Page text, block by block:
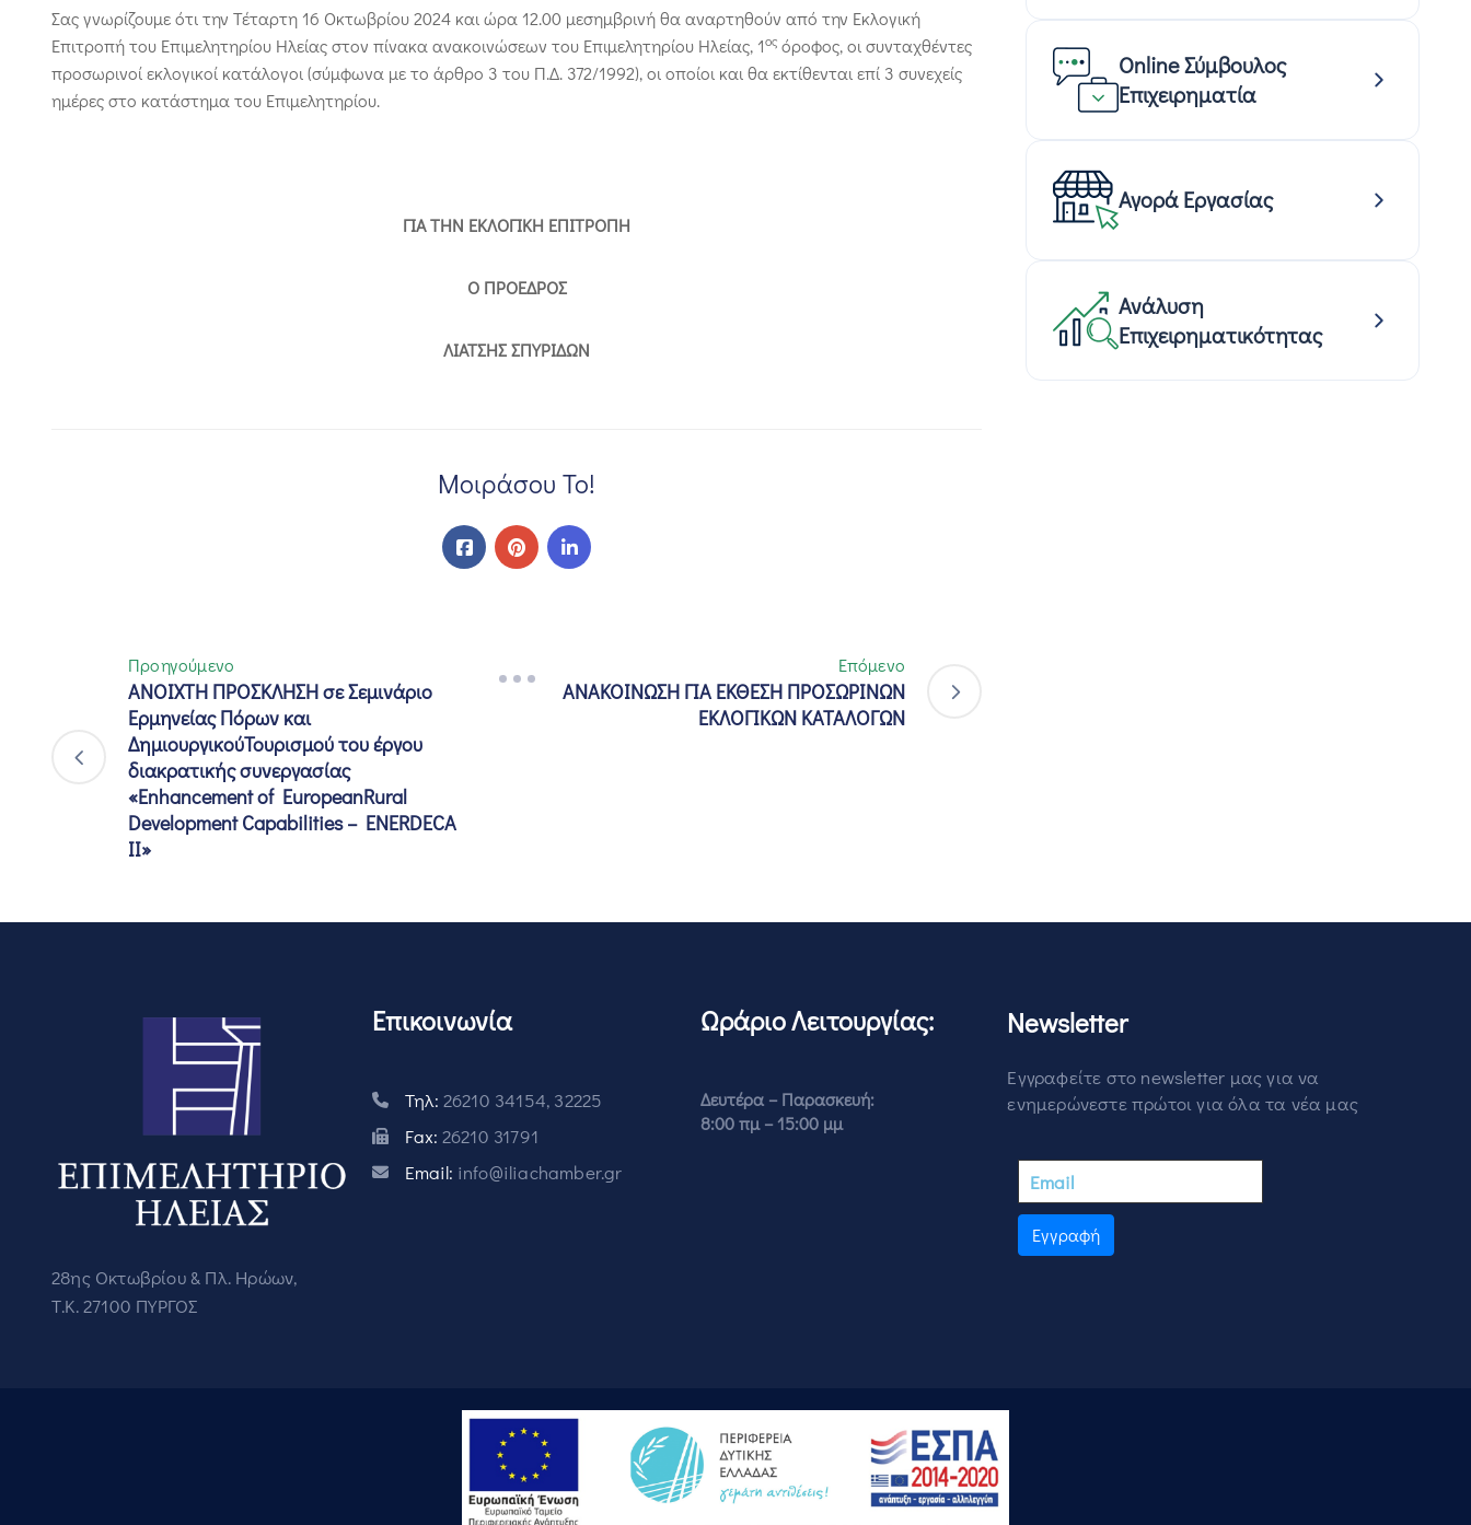
Σας γνωρίζουμε ότι την Τέταρτη 16 Οκτωβρίου 2024 και ώρα 12.00 μεσημβρινή θα αναρτηθούν από την Εκλογική
Επιτροπή του Επιμελητηρίου Ηλείας στον πίνακα ανακοινώσεων του Επιμελητηρίου Ηλείας, 1ος όροφος, οι συνταχθέντες
προσωρινοί εκλογικοί κατάλογοι (σύμφωνα με το άρθρο 3 του Π.Δ. 372/1992), οι οποίοι και θα εκτίθενται επί 3 συνεχείς
ημέρες στο κατάστημα του Επιμελητηρίου.
ΓΙΑ ΤΗΝ ΕΚΛΟΓΙΚΗ ΕΠΙΤΡΟΠΗ
Ο ΠΡΟΕΔΡΟΣ
ΛΙΑΤΣΗΣ ΣΠΥΡΙΔΩΝ
Μοιράσου Το!
Προηγούμενο
ΑΝΟΙΧΤΗ ΠΡΟΣΚΛΗΣΗ σε Σεμινάριο
Ερμηνείας Πόρων και
ΔημιουργικούΤουρισμού του έργου
διακρατικής συνεργασίας
«Enhancement of EuropeanRural
Development Capabilities – ENERDECA
II»
Επόμενο
ΑΝΑΚΟΙΝΩΣΗ ΓΙΑ ΕΚΘΕΣΗ ΠΡΟΣΩΡΙΝΩΝ
ΕΚΛΟΓΙΚΩΝ ΚΑΤΑΛΟΓΩΝ
Online Σύμβουλος
Επιχειρηματία
Αγορά Εργασίας
Ανάλυση
Επιχειρηματικότητας
28ης Οκτωβρίου & Πλ. Ηρώων,
Τ.Κ. 27100 ΠΥΡΓΟΣ
Επικοινωνία
Τηλ: 26210 34154, 32225
Fax: 26210 31791
Email: info@iliachamber.gr
Ωράριο Λειτουργίας:
Δευτέρα – Παρασκευή:
8:00 πμ – 15:00 μμ
Newsletter
Εγγραφείτε στο newsletter μας για να
ενημερώνεστε πρώτοι για όλα τα νέα μας
Εγγραφή